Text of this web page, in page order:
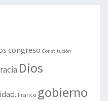
congreso Constitución
Dios
Franco gobierno